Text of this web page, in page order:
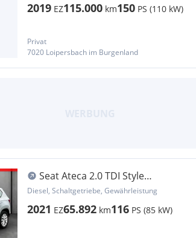
2019 EZ115.000 km150 PS (110 kW)
Privat
7020 Loipersbach im Burgenland
Seat Ateca 2.0 TDI Style
AHK+LED+NAVI+DynLicht+LM+PDC
Diesel, Schaltgetriebe, Gewährleistung
2021 EZ65.892 km116 PS (85 kW)